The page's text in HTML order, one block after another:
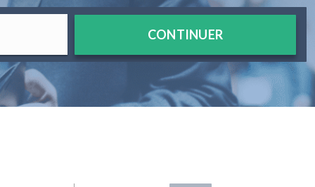
CONTINUER